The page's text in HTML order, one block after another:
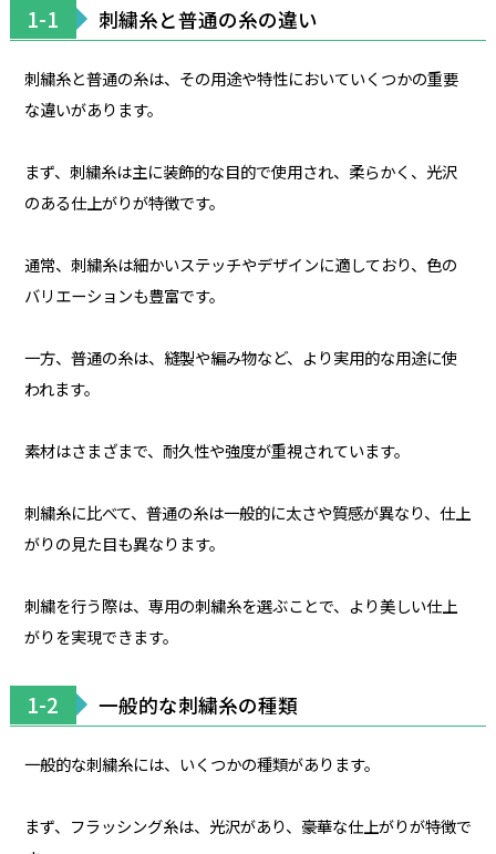
1-1 刺繍糸と普通の糸の違い
刺繍糸と普通の糸は、その用途や特性においていくつかの重要
な違いがあります。
まず、刺繍糸は主に装飾的な目的で使用され、柔らかく、光沢
のある仕上がりが特徴です。
通常、刺繍糸は細かいステッチやデザインに適しており、色の
バリエーションも豊富です。
一方、普通の糸は、縫製や編み物など、より実用的な用途に使
われます。
素材はさまざまで、耐久性や強度が重視されています。
刺繍糸に比べて、普通の糸は一般的に太さや質感が異なり、仕上
がりの見た目も異なります。
刺繍を行う際は、専用の刺繍糸を選ぶことで、より美しい仕上
がりを実現できます。
1-2 一般的な刺繍糸の種類
一般的な刺繍糸には、いくつかの種類があります。
まず、フラッシング糸は、光沢があり、豪華な仕上がりが特徴で